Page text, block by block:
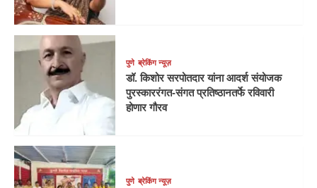
पुणे ब्रेकिंग न्यूज़
डॉ. किशोर सरपोतदार यांना आदर्श संयोजक
पुरस्काररंगत-संगत प्रतिष्ठानतर्फे रविवारी
होणार गौरव
पुणे ब्रेकिंग न्यूज़